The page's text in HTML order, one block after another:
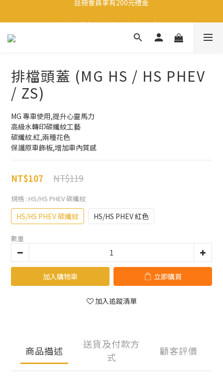
滿1500即享免運-至領卷中心領取免運卷
生日當天享有200元禮金
排檔頭蓋 (MG HS / HS PHEV
/ ZS)
MG 專車使用,提升心靈馬力
高級水轉印碳纖紋工藝
碳纖紋.紅,兩種花色
保護原車飾板,增加車內質感
NT$119
NT$107
規格 : HS/HS PHEV 碳纖紋
HS/HS PHEV 碳纖紋 HS/HS PHEV 紅色
數量
加入購物車 立即購買
加入追蹤清單
商品描述
送貨及付款方
式
顧客評價